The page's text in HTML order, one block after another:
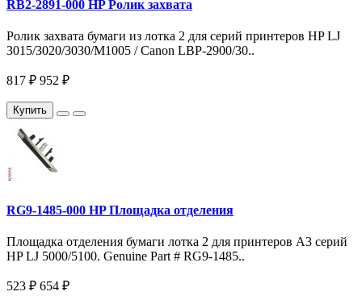
RB2-2891-000 HP Ролик захвата
Ролик захвата бумаги из лотка 2 для серий принтеров HP LJ
3015/3020/3030/M1005 / Canon LBP-2900/30..
817 ₽ 952 ₽
Купить
RG9-1485-000 HP Площадка отделения
Площадка отделения бумаги лотка 2 для принтеров A3 серий
HP LJ 5000/5100. Genuine Part # RG9-1485..
523 ₽ 654 ₽